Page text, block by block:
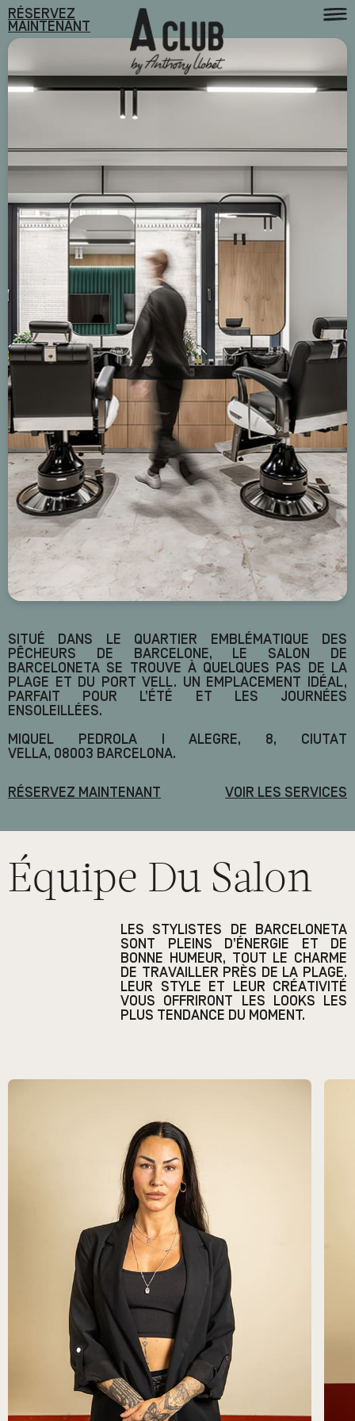
RÉSERVEZ
MAINTENANT
SITUÉ DANS LE QUARTIER EMBLÉMATIQUE DES
PÊCHEURS DE BARCELONE, LE SALON DE
BARCELONETA SE TROUVE À QUELQUES PAS DE LA
PLAGE ET DU PORT VELL. UN EMPLACEMENT IDÉAL,
PARFAIT POUR L’ÉTÉ ET LES JOURNÉES
ENSOLEILLÉES.
MIQUEL PEDROLA I ALEGRE, 8, CIUTAT
VELLA, 08003 BARCELONA.
RÉSERVEZ MAINTENANT VOIR LES SERVICES
Équipe Du Salon
LES STYLISTES DE BARCELONETA
SONT PLEINS D’ÉNERGIE ET DE
BONNE HUMEUR, TOUT LE CHARME
DE TRAVAILLER PRÈS DE LA PLAGE.
LEUR STYLE ET LEUR CRÉATIVITÉ
VOUS OFFRIRONT LES LOOKS LES
PLUS TENDANCE DU MOMENT.
EN
ES
SW